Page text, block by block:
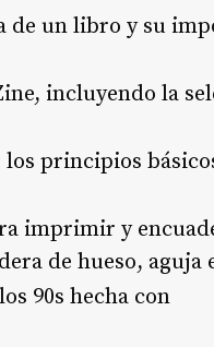
de un libro y su
incluyendo la
principios
imprimir y
de hueso, aguja
90s hecha con